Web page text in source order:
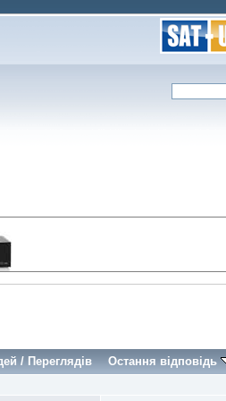
/Переглядів Остання відповідь